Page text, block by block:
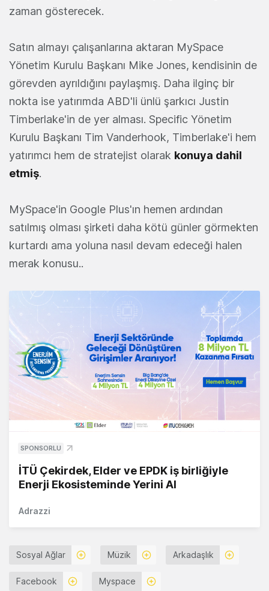
zaman gösterecek.
Satın almayı çalışanlarına aktaran MySpace
Yönetim Kurulu Başkanı Mike Jones, kendisinin de
görevden ayrıldığını paylaşmış. Daha ilginç bir
nokta ise yatırımda ABD'li ünlü şarkıcı Justin
Timberlake'in de yer alması. Specific Yönetim
Kurulu Başkanı Tim Vanderhook, Timberlake'i hem
yatırımcı hem de stratejist olarak konuya dahil
etmiş.
MySpace'in Google Plus'ın hemen ardından
satılmış olması şirketi daha kötü günler görmekten
kurtardı ama yoluna nasıl devam edeceği halen
merak konusu..
SPONSORLU
İTÜ Çekirdek, Elder ve EPDK iş birliğiyle
Enerji Ekosisteminde Yerini Al
Adrazzi
Sosyal Ağlar Müzik Arkadaşlık
Facebook Myspace